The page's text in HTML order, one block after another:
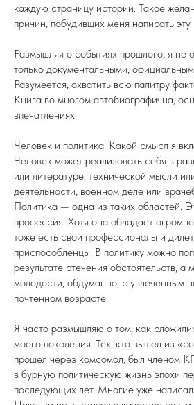
каждую страницу истории. Такое
причин, побудивших меня написать эту
Размышляя о событиях прошлого, я не
только документальными,
Разумеется, охватить всю палитру
Книга во многом автобиографична,
впечатлениях.
Человек и политика. Какой смысл я
Человек может реализовать себя в
или литературе, технической мысли
деятельности, военном деле или
Политика — одна из таких областей.
профессия. Хотя она обладает
тоже есть свои профессионалы и
приспособленцы. В политику можно
результате стечения обстоятельств, а
молодости, обдуманно, с увлеченным
почтенном возрасте.
Я часто размышляю о том, как
моего поколения. Тех, кто вышел из
прошел через комсомол, был членом
в бурную политическую жизнь эпохи
последующих лет. Многие уже